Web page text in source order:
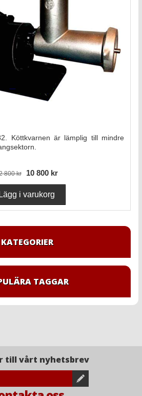
Köttkvarnen är lämplig till mindre
800 kr 10 800 kr
KATEGORIER
TAGGAR
till vårt nyhetsbrev